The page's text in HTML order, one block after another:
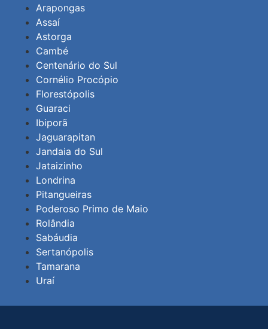
Arapongas
Assaí
Astorga
Cambé
Centenário do Sul
Cornélio Procópio
Florestópolis
Guaraci
Ibiporã
Jaguarapitan
Jandaia do Sul
Jataizinho
Londrina
Pitangueiras
Poderoso Primo de Maio
Rolândia
Sabáudia
Sertanópolis
Tamarana
Uraí